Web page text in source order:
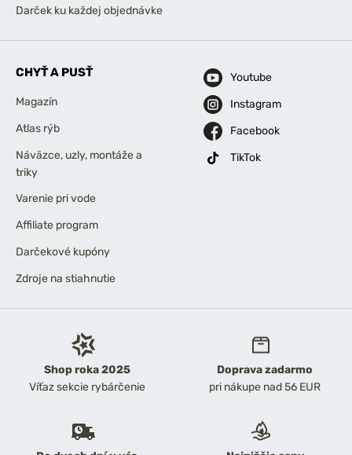
Shop roka 2025
Víťaz sekcie rybárčenie
Doprava zadarmo
pri nákupe nad 56 EUR
Darček ku každej objednávke
CHYŤ A PUSŤ
Magazín
Atlas rýb
Náväzce, uzly, montáže a
triky
Varenie pri vode
Affiliate program
Darčekové kupóny
Zdroje na stiahnutie
Youtube
Instagram
Facebook
TikTok